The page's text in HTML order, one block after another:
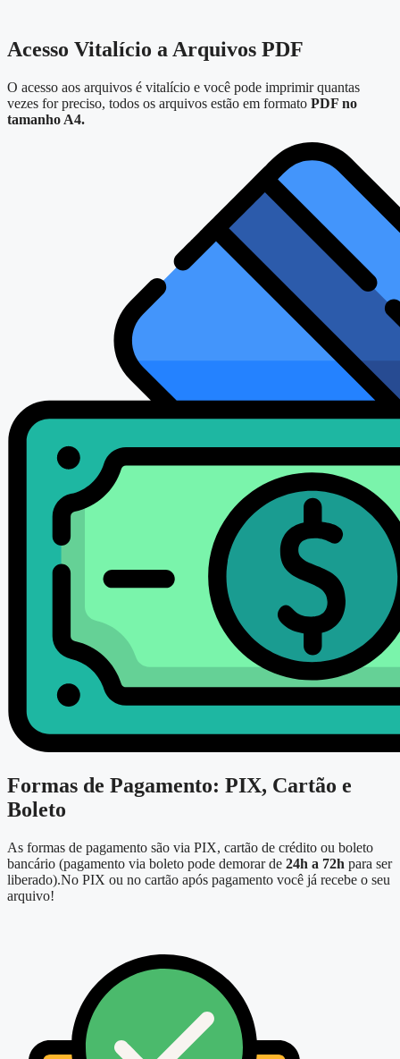
Acesso Vitalício a Arquivos PDF
O acesso aos arquivos é vitalício e você pode imprimir quantas
vezes for preciso, todos os arquivos estão em formato PDF no
tamanho A4.
Formas de Pagamento: PIX, Cartão e
Boleto
As formas de pagamento são via PIX, cartão de crédito ou boleto
bancário (pagamento via boleto pode demorar de 24h a 72h para ser
liberado).No PIX ou no cartão após pagamento você já recebe o seu
arquivo!